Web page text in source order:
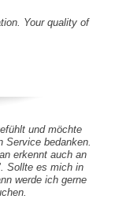
Your quality of
und möchte
Service bedanken.
erkennt auch an
Sollte es mich in
werde ich gerne